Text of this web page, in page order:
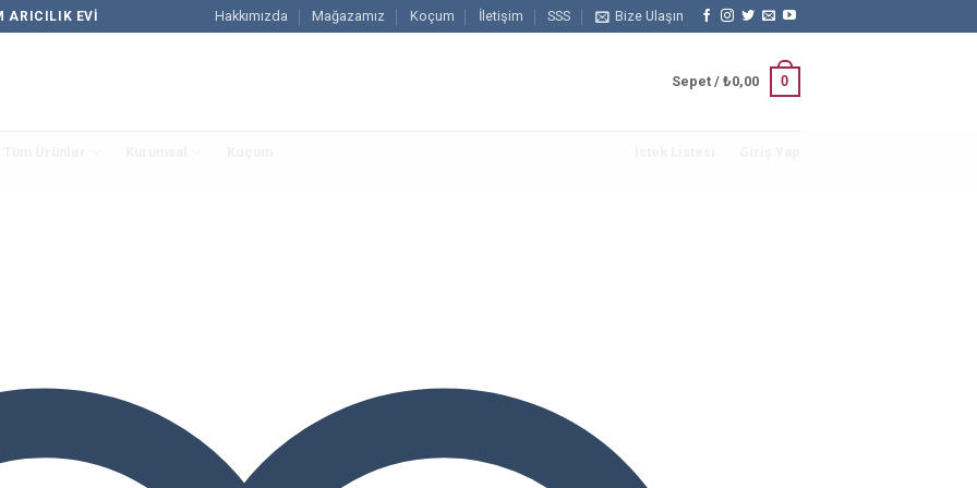
ARICILIK EVI Hakkımızda Mağazamız Koçum İletişim SSS Bize Ulaşın
Sepet / ₺0,00 0